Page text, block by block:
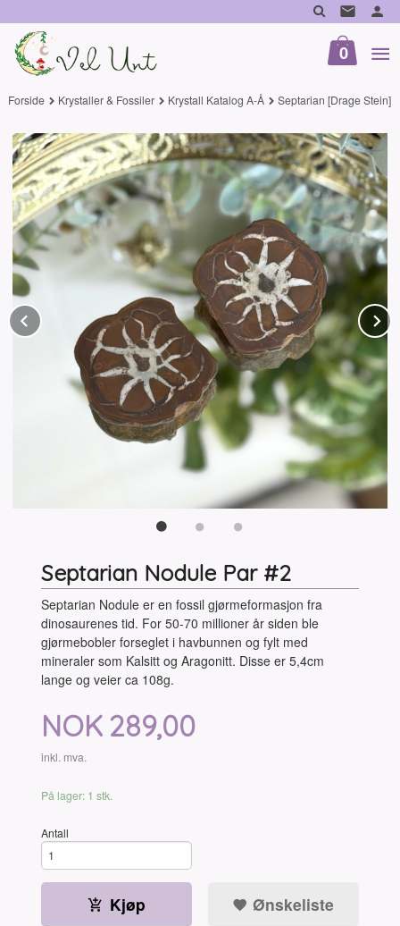
til
innholdet
0
Forside Krystaller & Fossiler Krystall Katalog A-Å Septarian [Drage Stein]
Prev
Septarian Nodule Par #2
Septarian Nodule er en fossil gjørmeformasjon fra
dinosaurenes tid. For 50-70 millioner år siden ble
gjørmebobler forseglet i havbunnen og fylt med
mineraler som Kalsitt og Aragonitt. Disse er 5,4cm
lange og veier ca 108g.
Pris
NOK 289,00
inkl. mva.
På lager: 1 stk.
Antall
Kjøp Ønskeliste